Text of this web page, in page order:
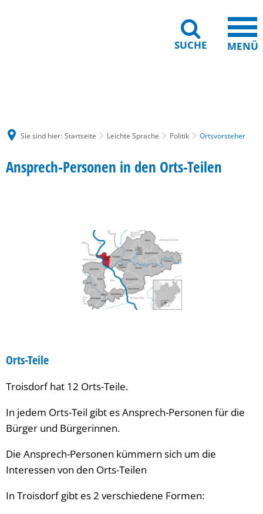
SUCHE MENÜ
Sie sind hier: Startseite Leichte Sprache Politik Ortsvorsteher
Ansprech-Personen in den Orts-Teilen
Orts-Teile
Troisdorf hat 12 Orts-Teile.
In jedem Orts-Teil gibt es Ansprech-Personen für die
Bürger und Bürgerinnen.
Die Ansprech-Personen kümmern sich um die
Interessen von den Orts-Teilen
In Troisdorf gibt es 2 verschiedene Formen: